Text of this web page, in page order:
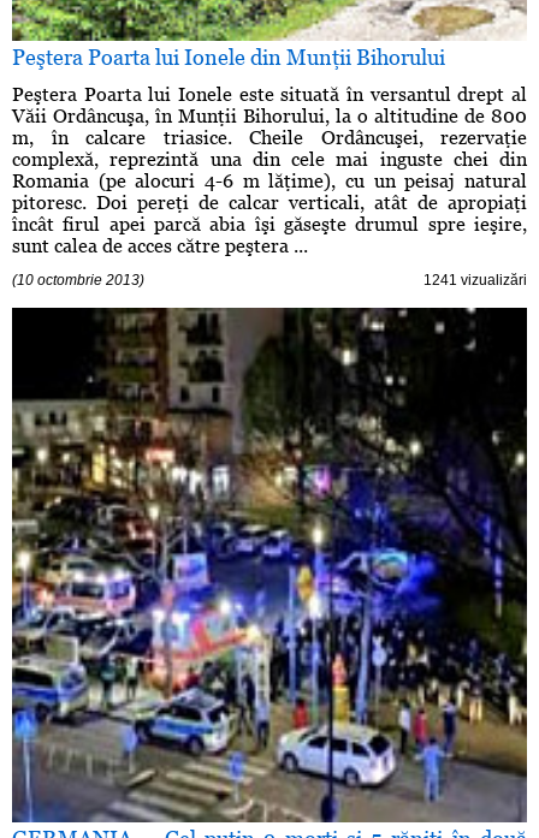
Peştera Poarta lui Ionele din Munţii Bihorului
Peştera Poarta lui Ionele este situată în versantul drept al
Văii Ordâncuşa, în Munţii Bihorului, la o altitudine de 800
m, în calcare triasice. Cheile Ordâncuşei, rezervaţie
complexă, reprezintă una din cele mai inguste chei din
Romania (pe alocuri 4-6 m lăţime), cu un peisaj natural
pitoresc. Doi pereţi de calcar verticali, atât de apropiaţi
încât firul apei parcă abia îşi găseşte drumul spre ieşire,
sunt calea de acces către peştera ...
(10 octombrie 2013) 1241 vizualizări